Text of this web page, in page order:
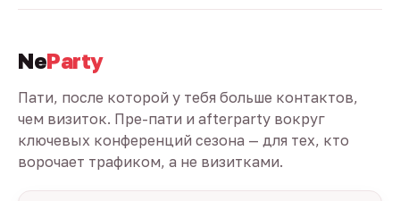
NeParty
Пати, после которой у тебя больше контактов,
чем визиток. Пре-пати и afterparty вокруг
ключевых конференций сезона — для тех, кто
ворочает трафиком, а не визитками.